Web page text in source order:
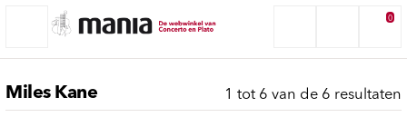
0
Miles Kane 1 tot 6 van de 6 resultaten